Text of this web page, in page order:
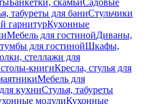
Банкетки, скамьиСадовые
табуреты для баниСтульчики
гарнитурКухонные
Мебель для гостинойДиваны,
для гостинойШкафы,
стеллажи для
книгиКресла, стулья для
Мебель для
кухниСтулья, табуреты
модулиКухонные